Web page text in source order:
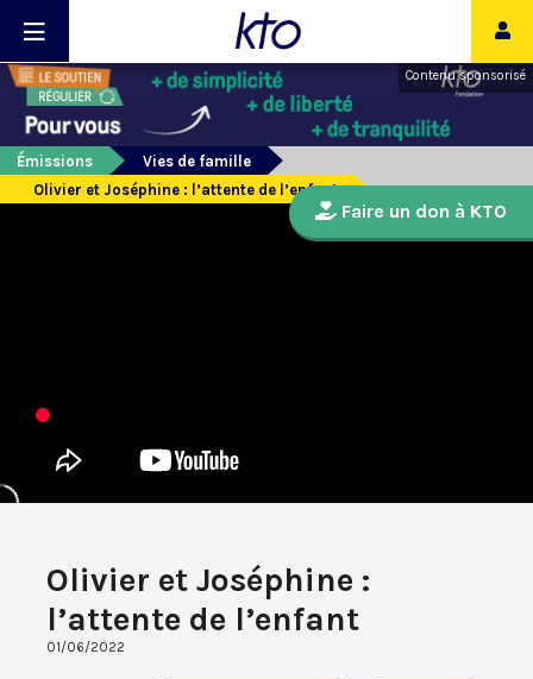
Contenu sponsorisé
Émissions
Vies de famille
Olivier et Joséphine : l’attente de l’enfant
Olivier et Joséphine :
l’attente de l’enfant
01/06/2022
Faire un don à KTO